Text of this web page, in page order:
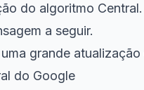
do algoritmo
a seguir.
grande atualização
do Google